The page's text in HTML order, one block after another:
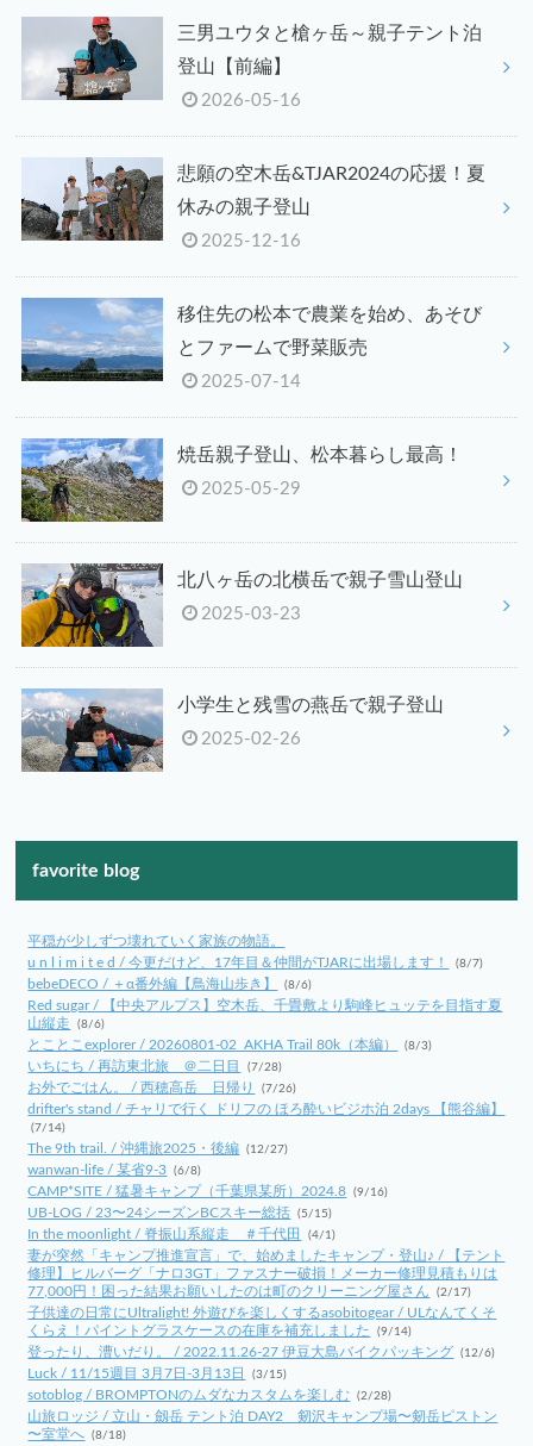
三男ユウタと槍ヶ岳～親子テント泊
登山【前編】
2026-05-16
悲願の空木岳&TJAR2024の応援！夏
休みの親子登山
2025-12-16
移住先の松本で農業を始め、あそび
とファームで野菜販売
2025-07-14
焼岳親子登山、松本暮らし最高！
2025-05-29
北八ヶ岳の北横岳で親子雪山登山
2025-03-23
小学生と残雪の燕岳で親子登山
2025-02-26
favorite blog
平穏が少しずつ壊れていく家族の物語。
u n l i m i t e d / 今更だけど、17年目＆仲間がTJARに出場します！
(8/7)
bebeDECO / ＋α番外編【鳥海山歩き】 (8/6)
Red sugar / 【中央アルプス】空木岳、千畳敷より駒峰ヒュッテを目指す夏
山縦走
(8/6)
とことこexplorer / 20260801-02_AKHA Trail 80k（本編） (8/3)
いちにち / 再訪東北旅 ＠二日目 (7/28)
お外でごはん。 / 西穂高岳 日帰り (7/26)
drifter's stand / チャリで行く ドリフの ほろ酔いビジホ泊 2days 【熊谷編】
(7/14)
The 9th trail. / 沖縄旅2025・後編 (12/27)
wanwan-life / 某省9-3 (6/8)
CAMP*SITE / 猛暑キャンプ（千葉県某所）2024.8 (9/16)
UB-LOG / 23〜24シーズンBCスキー総括 (5/15)
In the moonlight / 脊振山系縦走 ＃千代田 (4/1)
妻が突然「キャンプ推進宣言」で、始めましたキャンプ・登山♪ / 【テント
修理】ヒルバーグ「ナロ3GT」ファスナー破損！メーカー修理見積もりは
77,000円！困った結果お願いしたのは町のクリーニング屋さん
(2/17)
子供達の日常にUltralight! 外遊びを楽しくするasobitogear / ULなんてくそ
くらえ！パイントグラスケースの在庫を補充しました
(9/14)
登ったり、漕いだり。 / 2022.11.26-27 伊豆大島バイクパッキング (12/6)
Luck / 11/15週目 3月7日-3月13日 (3/15)
sotoblog / BROMPTONのムダなカスタムを楽しむ (2/28)
山旅ロッジ / 立山・劔岳 テント泊 DAY2 剱沢キャンプ場〜剱岳ピストン
〜室堂へ (8/18)